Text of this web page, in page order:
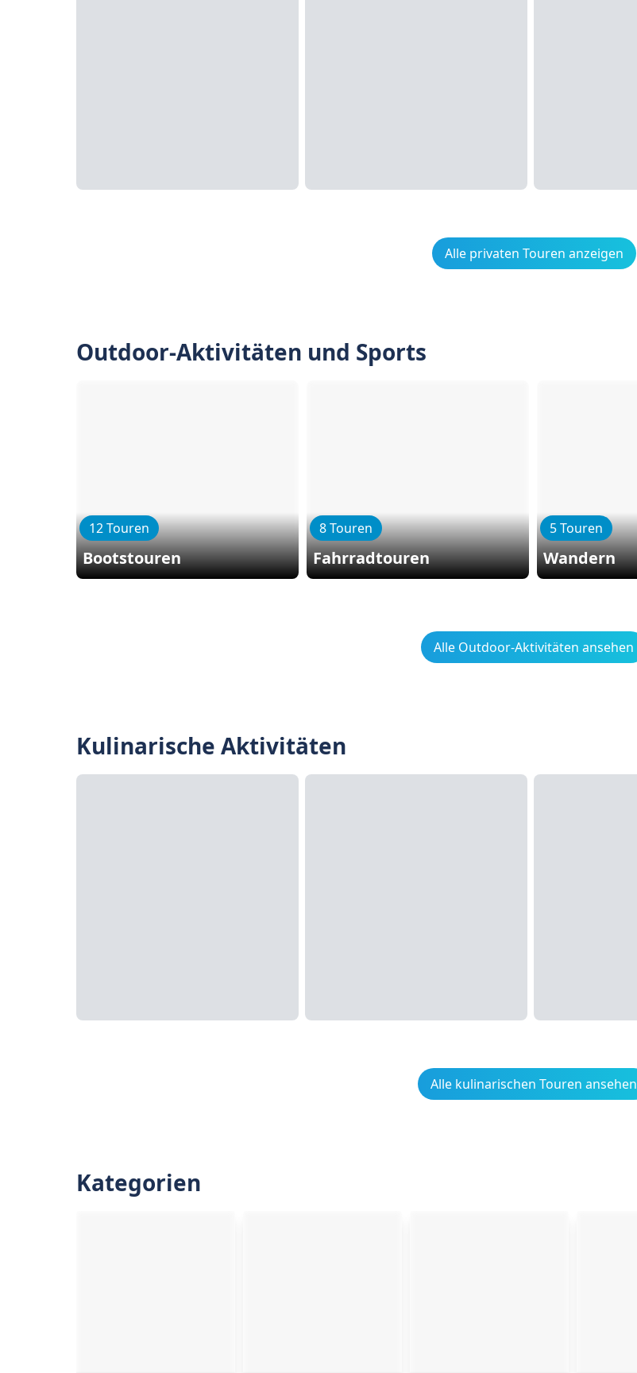
Alle privaten Touren anzeigen
Outdoor-Aktivitäten und Sports
12 Touren
Bootstouren
8 Touren
Fahrradtouren
5 Touren
Wandern
Alle Outdoor-Aktivitäten ansehen
Kulinarische Aktivitäten
Alle kulinarischen Touren ansehen
Kategorien